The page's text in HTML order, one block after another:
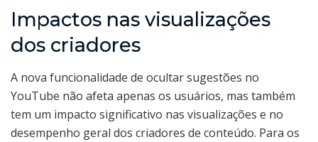
Impactos nas visualizações
dos criadores
A nova funcionalidade de ocultar sugestões no
YouTube não afeta apenas os usuários, mas também
tem um impacto significativo nas visualizações e no
desempenho geral dos criadores de conteúdo. Para os